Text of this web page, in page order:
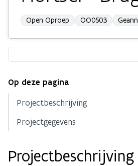
Open Oproep OO0503
Op deze pagina
Projectbeschrijving
Projectgegevens
Projectbeschrijving